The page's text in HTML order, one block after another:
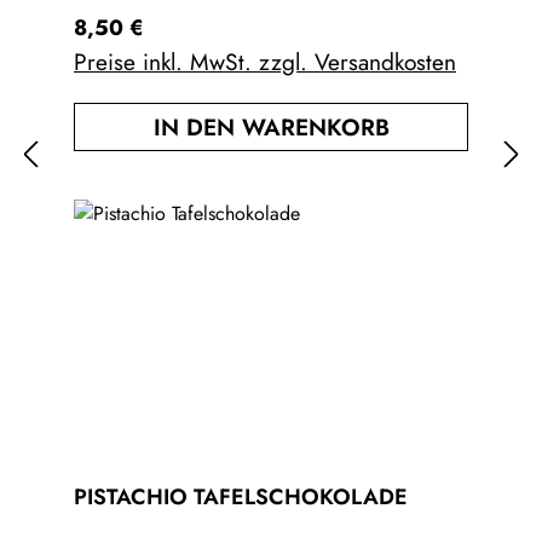
Vanille.Kilojoule (kJ) 2456Kilokalorien (kcal)
587Fett 41gFettsäuren, gesättigte
10gKohlenhydrate 47gZucker 45gEiweiß
5,9gSalz 0,2gKann Spuren von anderen
Schalenfrüchten und Erdnüssen enthalten.
Regulärer Preis:
8,50 €
Preise inkl. MwSt. zzgl. Versandkosten
IN DEN WARENKORB
PISTACHIO TAFELSCHOKOLADE